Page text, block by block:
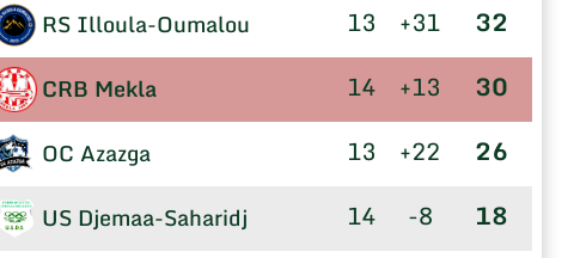
RS Illoula-Oumalou 13 +31 32
CRB Mekla 14 +13 30
OC Azazga 13 +22 26
US Djemaa-Saharidj 14 -8 18